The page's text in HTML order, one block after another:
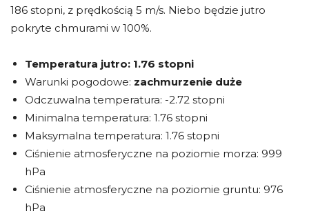
186 stopni, z prędkością 5 m/s. Niebo będzie jutro
pokryte chmurami w 100%.
Temperatura jutro: 1.76 stopni
Warunki pogodowe: zachmurzenie duże
Odczuwalna temperatura: -2.72 stopni
Minimalna temperatura: 1.76 stopni
Maksymalna temperatura: 1.76 stopni
Ciśnienie atmosferyczne na poziomie morza: 999
hPa
Ciśnienie atmosferyczne na poziomie gruntu: 976
hPa